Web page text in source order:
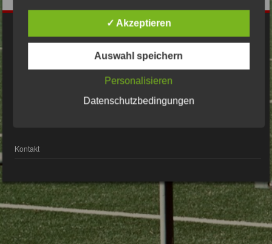
Kontakt
✓ Akzeptieren
Auswahl speichern
Personalisieren
Datenschutzbedingungen